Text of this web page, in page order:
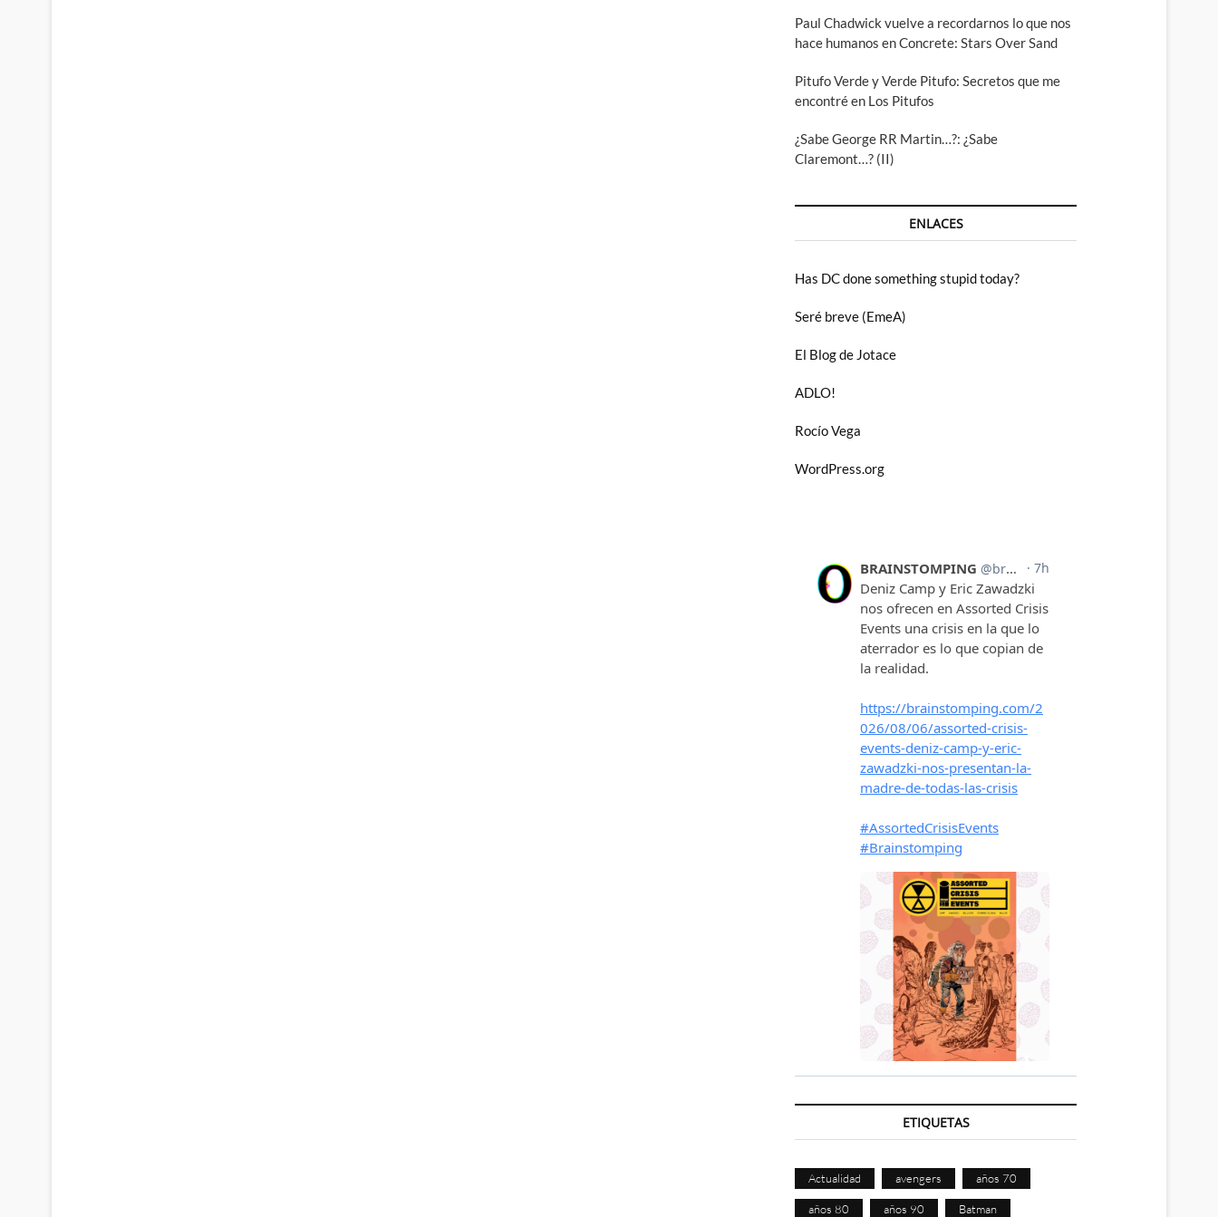
Paul Chadwick vuelve a recordarnos lo que nos
hace humanos en Concrete: Stars Over Sand
Pitufo Verde y Verde Pitufo: Secretos que me
encontré en Los Pitufos
¿Sabe George RR Martin…?: ¿Sabe
Claremont…? (II)
ENLACES
Has DC done something stupid today?
Seré breve (EmeA)
El Blog de Jotace
ADLO!
Rocío Vega
WordPress.org
ETIQUETAS
Actualidad avengers años 70
años 80 años 90 Batman